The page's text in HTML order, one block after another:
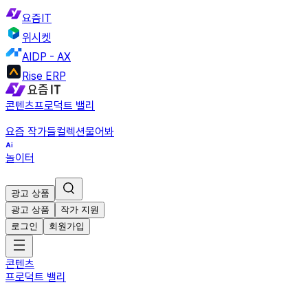
요즘IT
위시켓
AIDP - AX
Rise ERP
콘텐츠프로덕트 밸리
요즘 작가들컬렉션물어봐
놀이터
광고 상품
광고 상품
작가 지원
로그인
회원가입
콘텐츠
프로덕트 밸리